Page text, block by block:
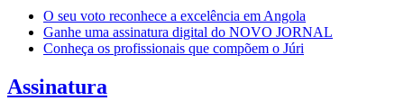
O seu voto reconhece a excelência em Angola
Ganhe uma assinatura digital do NOVO JORNAL
Conheça os profissionais que compõem o Júri
Assinatura